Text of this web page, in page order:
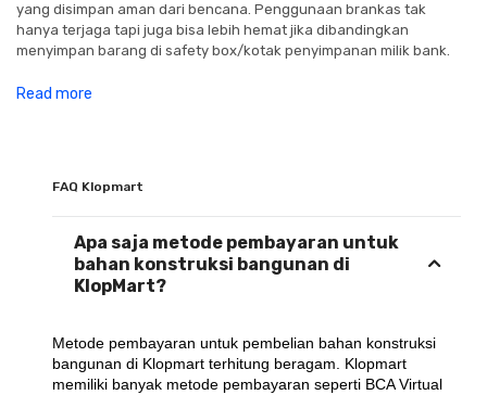
yang disimpan aman dari bencana. Penggunaan brankas tak
hanya terjaga tapi juga bisa lebih hemat jika dibandingkan
menyimpan barang di safety box/kotak penyimpanan milik bank.
Read more
FAQ Klopmart
Apa saja metode pembayaran untuk
bahan konstruksi bangunan di
KlopMart?
Metode pembayaran untuk pembelian bahan konstruksi
bangunan di Klopmart terhitung beragam. Klopmart
memiliki banyak metode pembayaran seperti BCA Virtual